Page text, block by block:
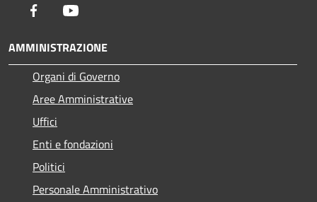
Facebook
AMMINISTRAZIONE
Organi di Governo
Aree Amministrative
Uffici
Enti e fondazioni
Politici
Personale Amministrativo